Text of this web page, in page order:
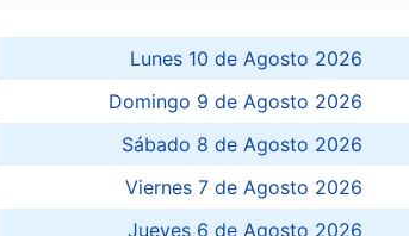
Lunes 10 de Agosto 2026
Domingo 9 de Agosto 2026
Sábado 8 de Agosto 2026
Viernes 7 de Agosto 2026
Jueves 6 de Agosto 2026